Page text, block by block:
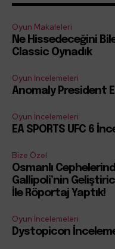
Oyun Makaleleri
Ne Hissedeceğini
Classic Oynadık
Oyun İncelemeleri
Anomaly President
Oyun İncelemeleri
EA SPORTS UFC 6
Bize Özel
Osmanlı
Gallipoli’nin
İle Röportaj Yaptık!
Oyun İncelemeleri
Dystopicon